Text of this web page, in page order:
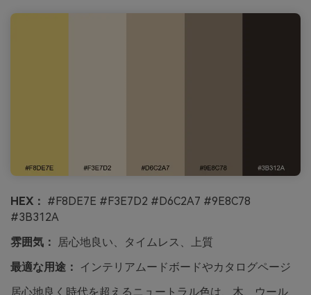
HEX： #F8DE7E #F3E7D2 #D6C2A7 #9E8C78
#3B312A
雰囲気：
居心地良い、タイムレス、上質
最適な用途：
インテリアムードボードやカタログページ
居心地良く時代を超えるニュートラル色は、木、ウール、